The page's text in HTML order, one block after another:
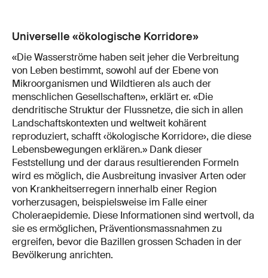
Universelle «ökologische Korridore»
«Die Wasserströme haben seit jeher die Verbreitung
von Leben bestimmt, sowohl auf der Ebene von
Mikroorganismen und Wildtieren als auch der
menschlichen Gesellschaften», erklärt er. «Die
dendritische Struktur der Flussnetze, die sich in allen
Landschaftskontexten und weltweit kohärent
reproduziert, schafft ‹ökologische Korridore›, die diese
Lebensbewegungen erklären.» Dank dieser
Feststellung und der daraus resultierenden Formeln
wird es möglich, die Ausbreitung invasiver Arten oder
von Krankheitserregern innerhalb einer Region
vorherzusagen, beispielsweise im Falle einer
Choleraepidemie. Diese Informationen sind wertvoll, da
sie es ermöglichen, Präventionsmassnahmen zu
ergreifen, bevor die Bazillen grossen Schaden in der
Bevölkerung anrichten.